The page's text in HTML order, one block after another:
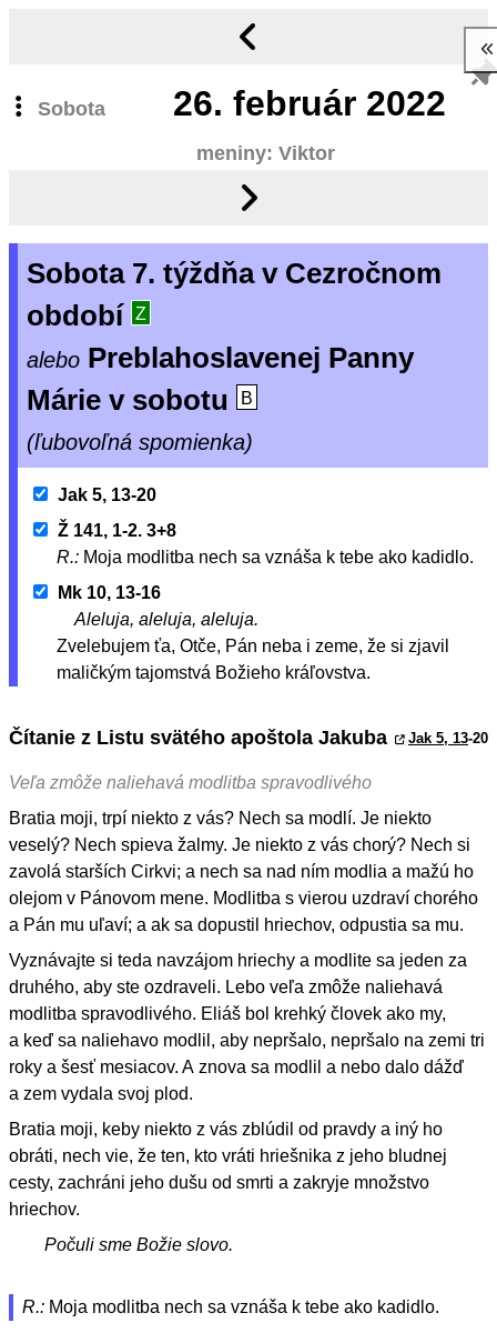
Sobota 26. február 2022
meniny: Viktor
Sobota 7. týždňa v Cezročnom
období
Z
alebo Preblahoslavenej Panny
Márie v sobotu
B
(ľubovoľná spomienka)
Jak 5, 13-20
Ž 141, 1-2. 3+8
R.: Moja modlitba nech sa vznáša k tebe ako kadidlo.
Mk 10, 13-16
Aleluja, aleluja, aleluja.
Zvelebujem ťa, Otče, Pán neba i zeme, že si zjavil
maličkým tajomstvá Božieho kráľovstva.
Čítanie z Listu svätého apoštola Jakuba Jak 5, 13-20
Veľa zmôže naliehavá modlitba spravodlivého
Bratia moji, trpí niekto z vás? Nech sa modlí. Je niekto
veselý? Nech spieva žalmy. Je niekto z vás chorý? Nech si
zavolá starších Cirkvi; a nech sa nad ním modlia a mažú ho
olejom v Pánovom mene. Modlitba s vierou uzdraví chorého
a Pán mu uľaví; a ak sa dopustil hriechov, odpustia sa mu.
Vyznávajte si teda navzájom hriechy a modlite sa jeden za
druhého, aby ste ozdraveli. Lebo veľa zmôže naliehavá
modlitba spravodlivého. Eliáš bol krehký človek ako my,
a keď sa naliehavo modlil, aby nepršalo, nepršalo na zemi tri
roky a šesť mesiacov. A znova sa modlil a nebo dalo dážď
a zem vydala svoj plod.
Bratia moji, keby niekto z vás zblúdil od pravdy a iný ho
obráti, nech vie, že ten, kto vráti hriešnika z jeho bludnej
cesty, zachráni jeho dušu od smrti a zakryje množstvo
hriechov.
Počuli sme Božie slovo.
R.: Moja modlitba nech sa vznáša k tebe ako kadidlo.